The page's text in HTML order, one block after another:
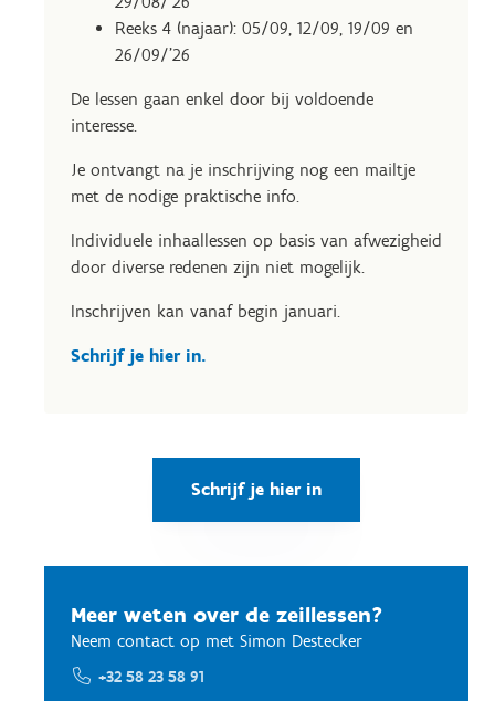
Reeks 4 (najaar): 05/09, 12/09, 19/09 en
26/09/'26
De lessen gaan enkel door bij voldoende
interesse.
Je ontvangt na je inschrijving nog een mailtje
met de nodige praktische info.
Individuele inhaallessen op basis van afwezigheid
door diverse redenen zijn niet mogelijk.
Inschrijven kan vanaf begin januari.
Schrijf je hier in.
Schrijf je hier in
Meer weten over de zeillessen?
Neem contact op met Simon Destecker
+32 58 23 58 91